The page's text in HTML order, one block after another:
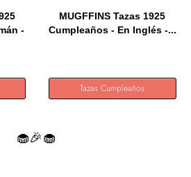
-
MUGFFINS Tazas 1925
Cumpleaños - En Inglés -...
Tazas Cumpleaños
🧁🎉🧁